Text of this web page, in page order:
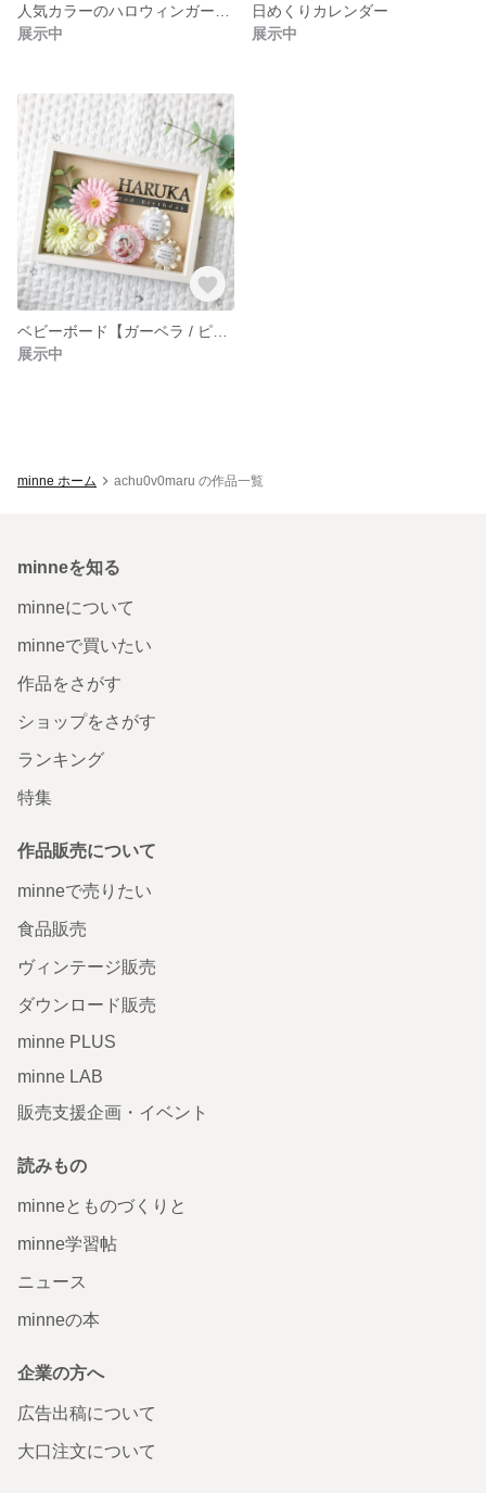
展示中
日めくりカレンダー
展示中
展示中
minne ホーム achu0v0maru の作品一覧
minneを知る
minneについて
minneで買いたい
作品をさがす
ショップをさがす
ランキング
特集
作品販売について
minneで売りたい
食品販売
ヴィンテージ販売
ダウンロード販売
minne PLUS
minne LAB
販売支援企画・イベント
読みもの
minneとものづくりと
minne学習帖
ニュース
minneの本
企業の方へ
広告出稿について
大口注文について